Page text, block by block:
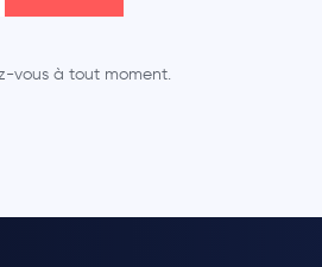
vous à tout moment.